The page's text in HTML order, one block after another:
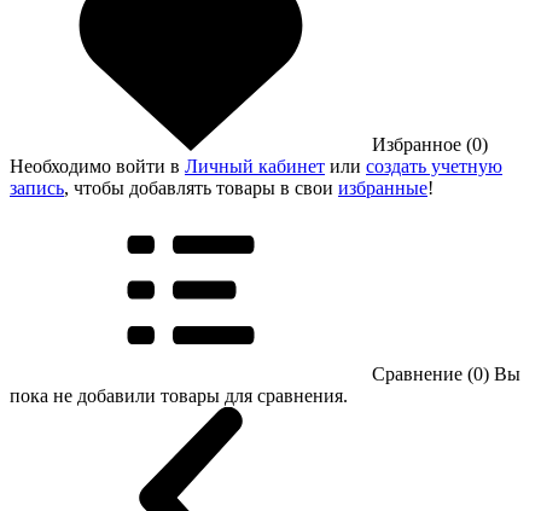
Избранное (0)
Необходимо войти в Личный кабинет или создать учетную
запись, чтобы добавлять товары в свои избранные!
Сравнение (0) Вы
пока не добавили товары для сравнения.